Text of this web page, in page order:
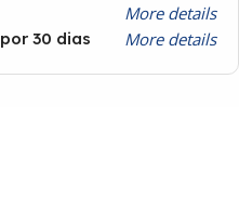
More details
30 dias More details